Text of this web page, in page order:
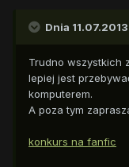
Dnia
Trudno wszystkich
lepiej jest
komputerem.
A poza tym
konkurs na fanfic